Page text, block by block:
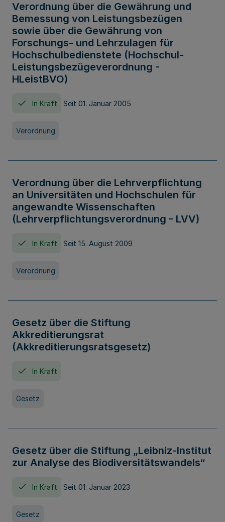
Verordnung über die Gewährung und
Bemessung von Leistungsbezügen
sowie über die Gewährung von
Forschungs- und Lehrzulagen für
Hochschulbedienstete (Hochschul-
Leistungsbezügeverordnung -
HLeistBVO)
In Kraft Seit 01. Januar 2005
Verordnung
Verordnung über die Lehrverpflichtung
an Universitäten und Hochschulen für
angewandte Wissenschaften
(Lehrverpflichtungsverordnung - LVV)
In Kraft Seit 15. August 2009
Verordnung
Gesetz über die Stiftung
Akkreditierungsrat
(Akkreditierungsratsgesetz)
In Kraft
Gesetz
Gesetz über die Stiftung „Leibniz-Institut
zur Analyse des Biodiversitätswandels“
In Kraft Seit 01. Januar 2023
Gesetz